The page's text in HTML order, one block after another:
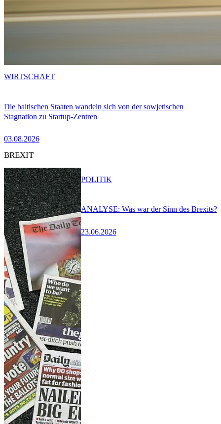
Die baltischen Staaten wandeln sich von der sowjetischen
Stagnation zu Startup-Zentren
03.08.2026
WIRTSCHAFT
BREXIT
ANALYSE: Was war der Sinn des Brexits?
23.06.2026
POLITIK